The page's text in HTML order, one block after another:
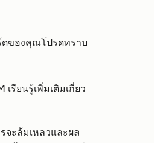
ดของคุณโปรดทราบ
เรียนรู้เพิ่มเติมเกี่ยว
จะล้มเหลวและผล